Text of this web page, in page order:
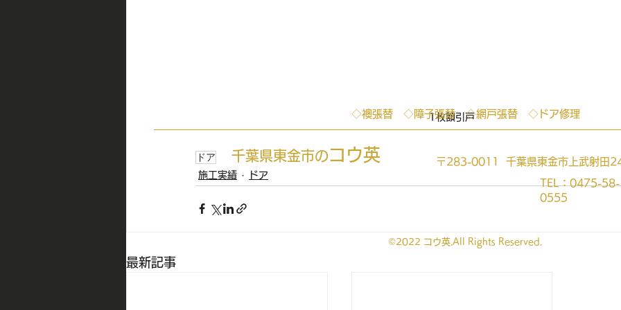
1枚額引戸
ドア
施工実績 ドア
最新記事
◇襖張替 ◇障子張替 ◇網戸張替 ◇ドア修理
千葉県東金市のコウ英 〒283-0011 千葉県東金市上武射田
TEL：0475-58-
0555
©2022 コウ英.All Rights Reserved.